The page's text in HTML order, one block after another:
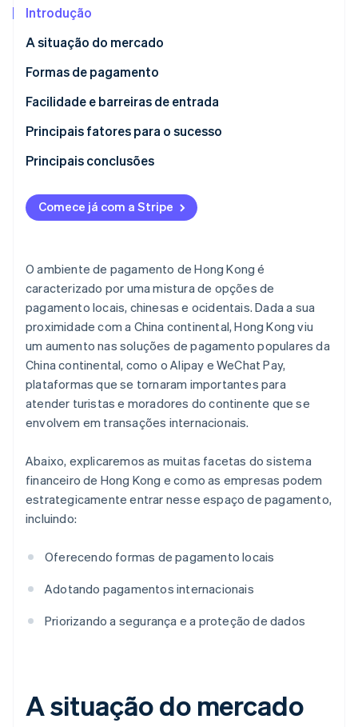
Stripe Sessions 2026
Assista agora
Ecossistema
Parceiros
Introdução
A situação do mercado
Formas de pagamento
Uso atual
Novas tendências
Facilidade e barreiras de entrada
Impostos
Estornos e as contestações
Pagamentos internacionais
Segurança e privacidade
Principais fatores para o sucesso
Principais conclusões
Ofereça formas de pagamento locais
Adote as transações internacionais
Comece já com a Stripe
O ambiente de pagamento de Hong Kong é
caracterizado por uma mistura de opções de
pagamento locais, chinesas e ocidentais. Dada a sua
proximidade com a China continental, Hong Kong viu
um aumento nas soluções de pagamento populares da
China continental, como o Alipay e WeChat Pay,
plataformas que se tornaram importantes para
atender turistas e moradores do continente que se
envolvem em transações internacionais.
Abaixo, explicaremos as muitas facetas do sistema
financeiro de Hong Kong e como as empresas podem
estrategicamente entrar nesse espaço de pagamento,
incluindo:
Oferecendo formas de pagamento locais
Adotando pagamentos internacionais
Priorizando a segurança e a proteção de dados
A situação do mercado